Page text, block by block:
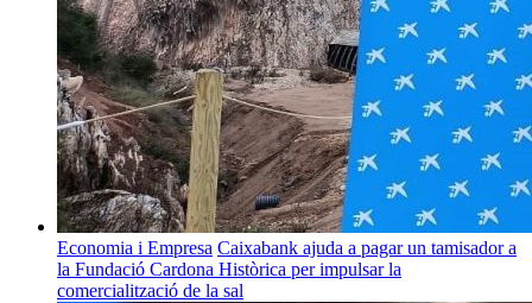
Economia i Empresa Caixabank ajuda a pagar un tamisador a
la Fundació Cardona Històrica per impulsar la
comercialització de la sal